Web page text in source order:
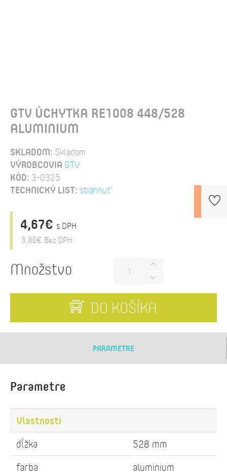
GTV ÚCHYTKA RE1008 448/528
ALUMINIUM
SKLADOM: Skladom
VÝROBCOVIA GTV
KÓD: 3-0325
TECHNICKÝ LIST: stiahnuť
4,67€ s DPH
3,80€ Bez DPH:
Množstvo
DO KOŠÍKA
PARAMETRE
Parametre
Vlastnosti
dĺžka
528 mm
farba
aluminium